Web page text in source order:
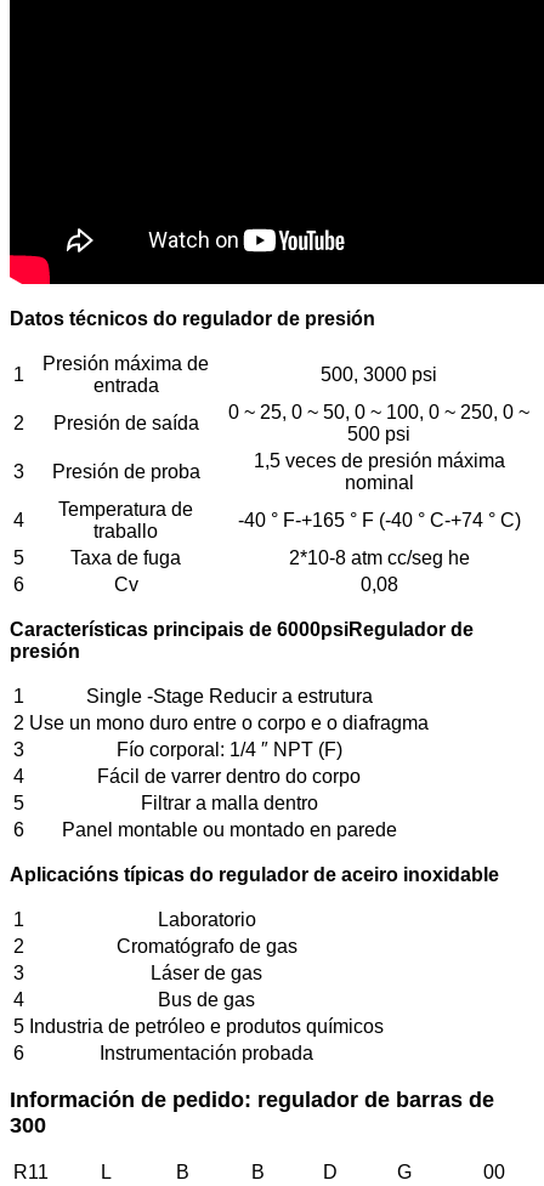
Datos técnicos do regulador de presión
1
Presión máxima de
entrada
500, 3000 psi
2 Presión de saída
0 ~ 25, 0 ~ 50, 0 ~ 100, 0 ~ 250, 0 ~
500 psi
3
Presión de proba
1,5 veces de presión máxima
nominal
4
Temperatura de
traballo
-40 ° F-+165 ° F (-40 ° C-+74 ° C)
5
Taxa de fuga
2*10-8 atm cc/seg he
6
Cv 0,08
Características principais de 6000psiRegulador de
presión
1
Single -Stage Reducir a estrutura
2 Use un mono duro entre o corpo e o diafragma
3
Fío corporal: 1/4 ″ NPT (F)
4
Fácil de varrer dentro do corpo
5
Filtrar a malla dentro
6
Panel montable ou montado en parede
Aplicacións típicas do regulador de aceiro inoxidable
1
Laboratorio
2
Cromatógrafo de gas
3
Láser de gas
4
Bus de gas
5 Industria de petróleo e produtos químicos
6
Instrumentación probada
Información de pedido: regulador de barras de
300
R11 L B B D G 00